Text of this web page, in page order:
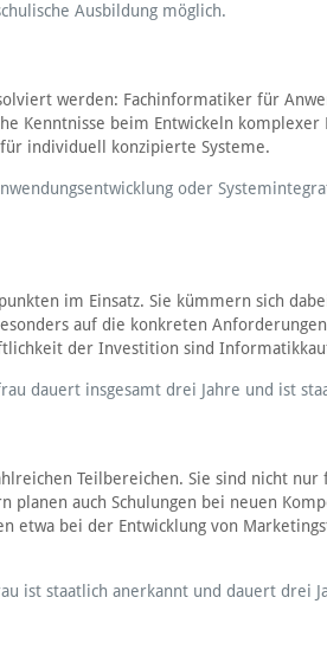
Ausbildung möglich.
werden: Fachinformatiker für
beim Entwickeln komplexer
individuell konzipierte Systeme.
oder
im Einsatz. Sie kümmern sich
auf die konkreten
der Investition sind
dauert insgesamt drei Jahre und ist
Teilbereichen. Sie sind nicht nur
auch Schulungen bei neuen
etwa bei der Entwicklung von
ist staatlich anerkannt und dauert drei